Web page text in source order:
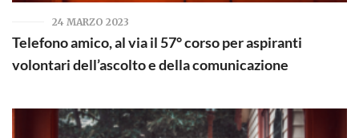
24 MARZO 2023
Telefono amico, al via il 57° corso per aspiranti
volontari dell’ascolto e della comunicazione